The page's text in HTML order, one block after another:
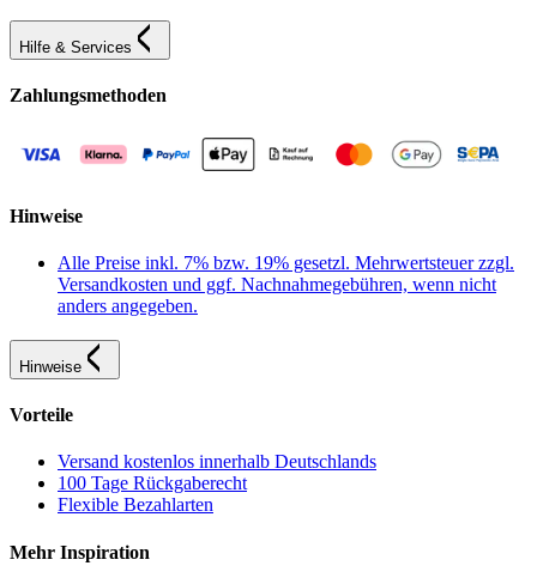
Hilfe & Services
Zahlungsmethoden
Hinweise
Alle Preise inkl. 7% bzw. 19% gesetzl. Mehrwertsteuer zzgl.
Versandkosten und ggf. Nachnahmegebühren, wenn nicht
anders angegeben.
Hinweise
Vorteile
Versand kostenlos innerhalb Deutschlands
100 Tage Rückgaberecht
Flexible Bezahlarten
Mehr Inspiration